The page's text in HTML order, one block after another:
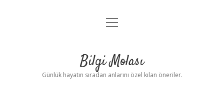
Anasayfa
Yasal Uyarı
menüyü
Bilgi Molası
Günlük hayatın sıradan anlarını özel kılan öneriler.